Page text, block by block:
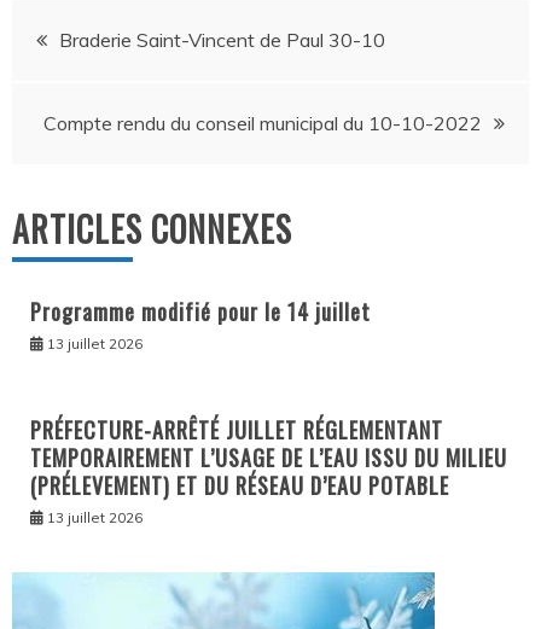
Navigation
Braderie Saint-Vincent de Paul 30-10
Compte rendu du conseil municipal du 10-10-2022
ARTICLES CONNEXES
Programme modifié pour le 14 juillet
13 juillet 2026
PRÉFECTURE-ARRÊTÉ JUILLET RÉGLEMENTANT
TEMPORAIREMENT L’USAGE DE L’EAU ISSU DU MILIEU
(PRÉLEVEMENT) ET DU RÉSEAU D’EAU POTABLE
13 juillet 2026